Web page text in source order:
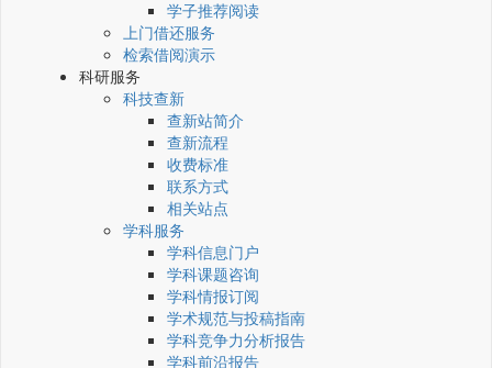
学子推荐阅读
上门借还服务
检索借阅演示
科研服务
科技查新
查新站简介
查新流程
收费标准
联系方式
相关站点
学科服务
学科信息门户
学科课题咨询
学科情报订阅
学术规范与投稿指南
学科竞争力分析报告
学科前沿报告